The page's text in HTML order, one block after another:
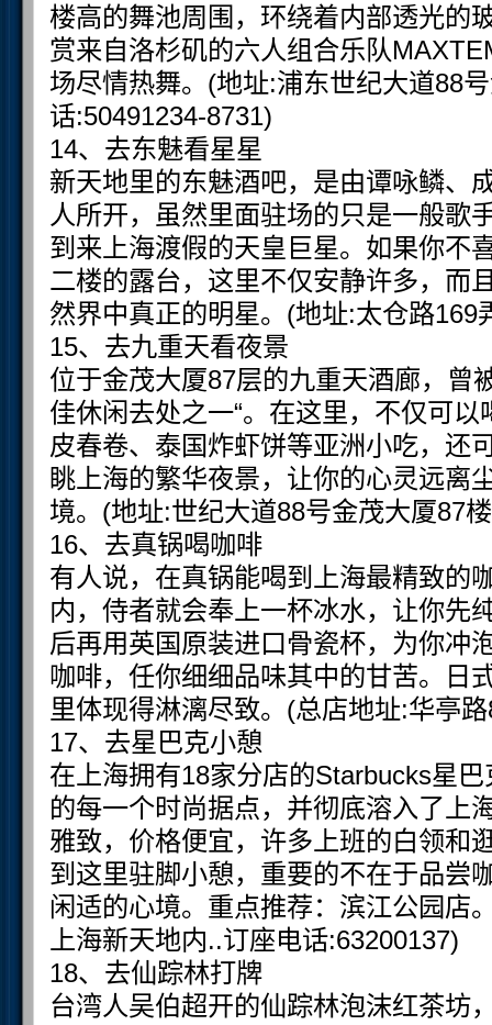
楼高的舞池周围，环绕着内部透光的
赏来自洛杉矶的六人组合乐队
场尽情热舞。(地址:浦东世纪大道88
话:50491234-8731)
14、去东魅看星星
新天地里的东魅酒吧，是由谭咏鳞、
人所开，虽然里面驻场的只是一般歌
到来上海渡假的天皇巨星。如果你不
二楼的露台，这里不仅安静许多，而
然界中真正的明星。(地址:太仓路169
15、去九重天看夜景
位于金茂大厦87层的九重天酒廊，曾
佳休闲去处之一“。在这里，不仅可
皮春卷、泰国炸虾饼等亚洲小吃，还
眺上海的繁华夜景，让你的心灵远离
境。(地址:世纪大道88号金茂大厦87
16、去真锅喝咖啡
有人说，在真锅能喝到上海最精致的
内，侍者就会奉上一杯冰水，让你先
后再用英国原装进口骨瓷杯，为你冲
咖啡，任你细细品味其中的甘苦。日
里体现得淋漓尽致。(总店地址:华亭
17、去星巴克小憩
在上海拥有18家分店的Starbucks星
的每一个时尚据点，并彻底溶入了上
雅致，价格便宜，许多上班的白领和
到这里驻脚小憩，重要的不在于品尝
闲适的心境。重点推荐：滨江公园店
上海新天地内..订座电话:63200137)
18、去仙踪林打牌
台湾人吴伯超开的仙踪林泡沫红茶坊